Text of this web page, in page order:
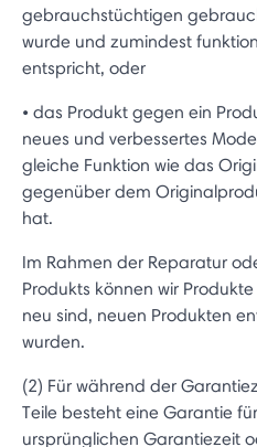
gebrauchstüchtigen
wurde und zumindest
entspricht, oder
• das Produkt gegen ein
neues und verbessertes
gleiche Funktion wie das
gegenüber dem
hat.
Im Rahmen der Reparatur
Produkts können wir
neu sind, neuen Produkten
wurden.
(2) Für während der
Teile besteht eine Garantie
ursprünglichen Garantiezeit